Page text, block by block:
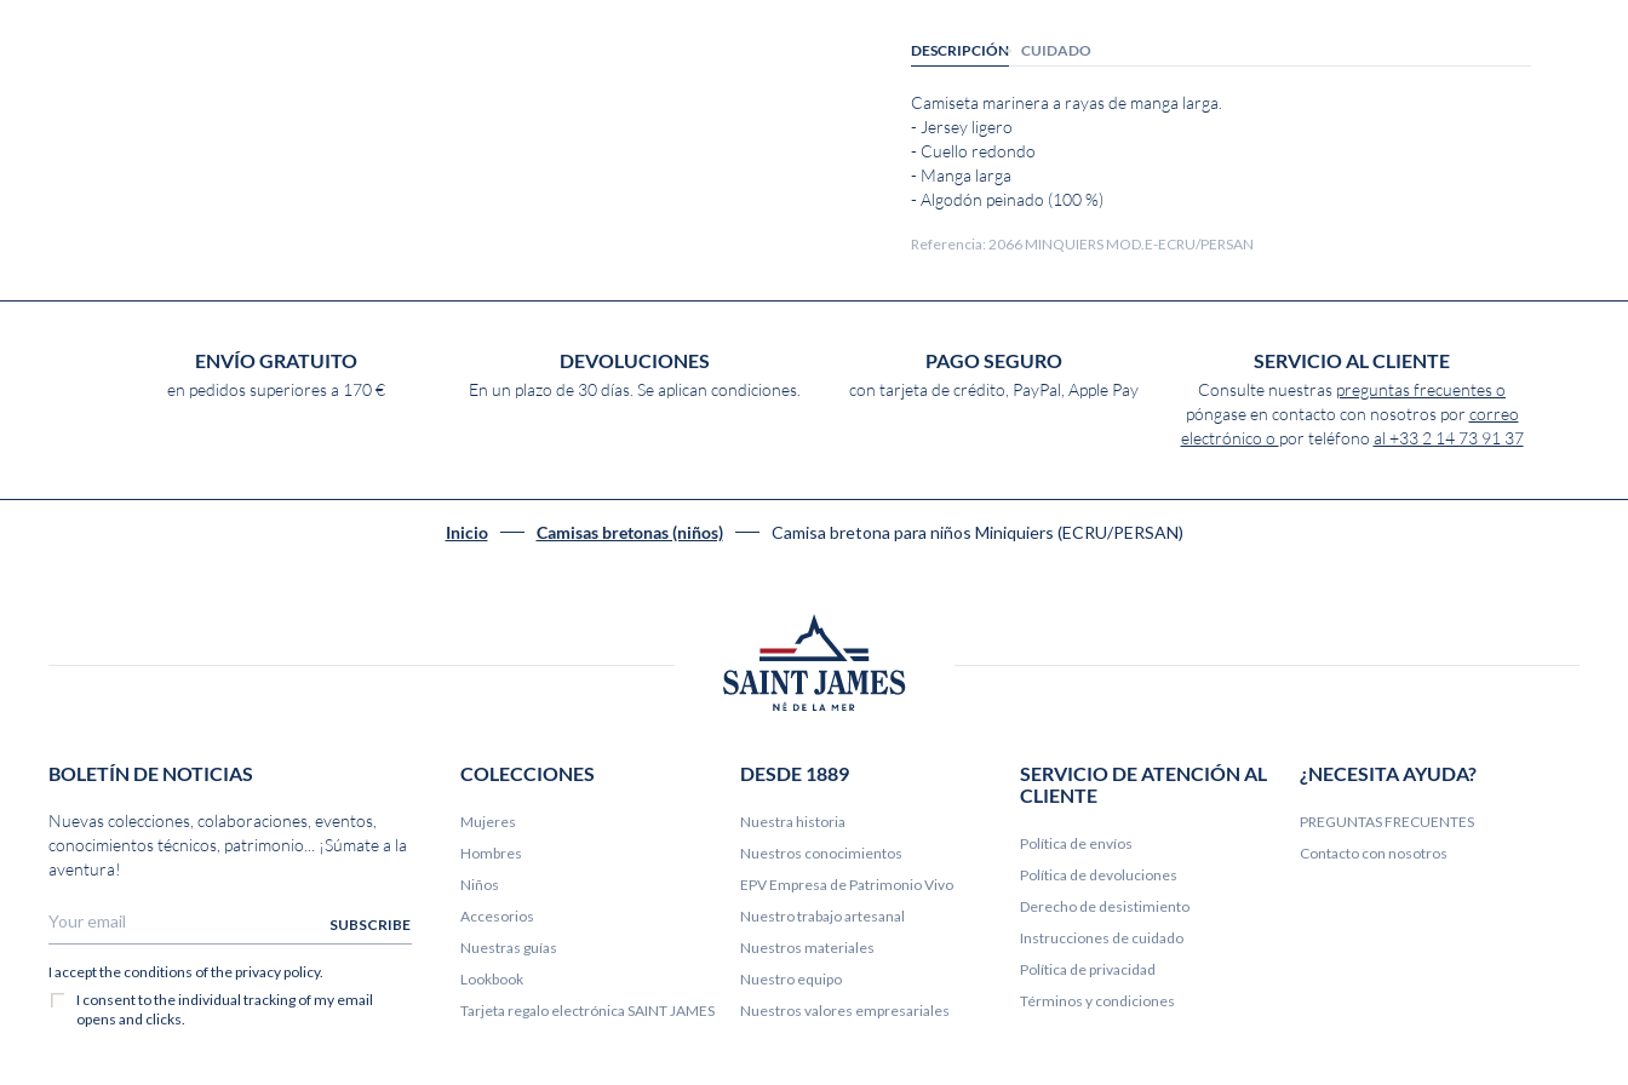
DESCRIPCIÓN CUIDADO
Camiseta marinera a rayas de manga larga.
- Jersey ligero
- Cuello redondo
- Manga larga
- Algodón peinado (100 %)
Referencia: 2066 MINQUIERS MOD.E-ECRU/PERSAN
ENVÍO GRATUITO
en pedidos superiores a 170 €
DEVOLUCIONES
En un plazo de 30 días. Se aplican condiciones.
PAGO SEGURO
con tarjeta de crédito, PayPal, Apple Pay
SERVICIO AL CLIENTE
Consulte nuestras preguntas frecuentes o
póngase en contacto con nosotros por correo
electrónico o por teléfono al +33 2 14 73 91 37
Inicio Camisas bretonas (niños) Camisa bretona para niños Miniquiers (ECRU/PERSAN)
BOLETÍN DE NOTICIAS
Nuevas colecciones, colaboraciones, eventos,
conocimientos técnicos, patrimonio... ¡Súmate a la
aventura!
COLECCIONES
Mujeres
Hombres
Niños
Accesorios
Nuestras guías
Lookbook
Tarjeta regalo electrónica SAINT JAMES
DESDE 1889
Nuestra historia
Nuestros conocimientos
EPV Empresa de Patrimonio Vivo
Nuestro trabajo artesanal
Nuestros materiales
Nuestro equipo
Nuestros valores empresariales
SERVICIO DE ATENCIÓN AL
CLIENTE
Política de envíos
Política de devoluciones
Derecho de desistimiento
Instrucciones de cuidado
Política de privacidad
Términos y condiciones
¿NECESITA AYUDA?
PREGUNTAS FRECUENTES
Contacto con nosotros